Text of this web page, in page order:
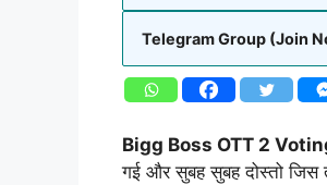
Telegram Group (Join
Bigg Boss OTT 2
गई और सुबह सुबह दोस्‍तो जिस